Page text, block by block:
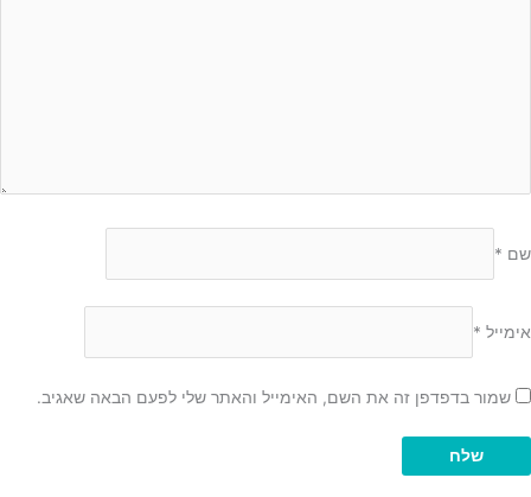
שם *
אימייל *
שמור בדפדפן זה את השם, האימייל והאתר שלי לפעם הבאה שאגיב.